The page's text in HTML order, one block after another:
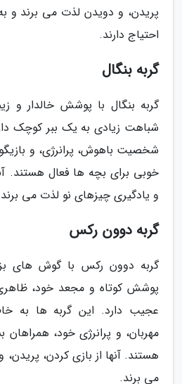
پریدن، و دویدن لذت می برند و
احتیاج دارند.
گربه بنگال
گربه بنگال با پوشش خالدار و
شباهت زیادی به یک ببر کوچک
شخصیت باهوش، پرانرژی، و
خوبی برای بچه ها فعال هستند.
و یادگیری چیزهای نو لذت می
گربه دوون رکس
گربه دوون رکس با گوش های
پوشش کوتاه و مجعد خود،
عجیب دارد. این گربه ها به
مهربان، و پرانرژی خود،
هستند. آنها از بازی کردن،
می برند.